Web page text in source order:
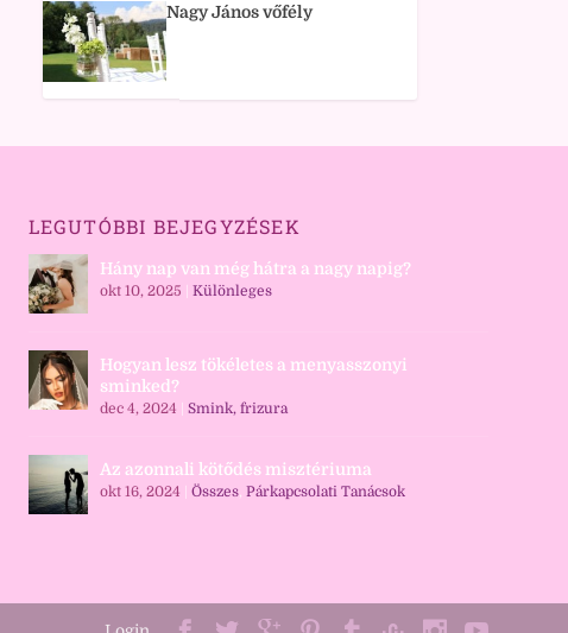
Nagy János vőfély
LEGUTÓBBI BEJEGYZÉSEK
Hány nap van még hátra a nagy napig?
okt 10, 2025 Különleges
Hogyan lesz tökéletes a menyasszonyi
sminked?
dec 4, 2024 Smink, frizura
Az azonnali kötődés misztériuma
okt 16, 2024 Összes, Párkapcsolati Tanácsok